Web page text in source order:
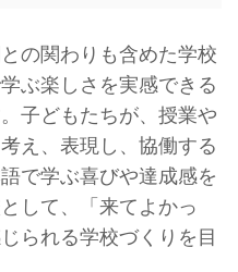
の関わりも含めた学校
ぶ楽しさを実感できる
子どもたちが、授業や
え、表現し、協働する
で学ぶ喜びや達成感を
して、「来てよかっ
られる学校づくりを目